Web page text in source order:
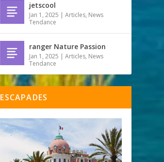
jetscool
Jan 1, 2025 |Articles, News
Tendance
ranger Nature Passion
Jan 1, 2025 |Articles, News
Tendance
ESCAPADES